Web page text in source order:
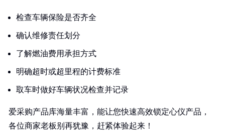
检查车辆保险是否齐全
确认维修责任划分
了解燃油费用承担方式
明确超时或超里程的计费标准
取车时做好车辆状况检查并记录
爱采购产品库海量丰富，能让您快速高效锁定心仪产品，
各位商家老板别再犹豫，赶紧体验起来！